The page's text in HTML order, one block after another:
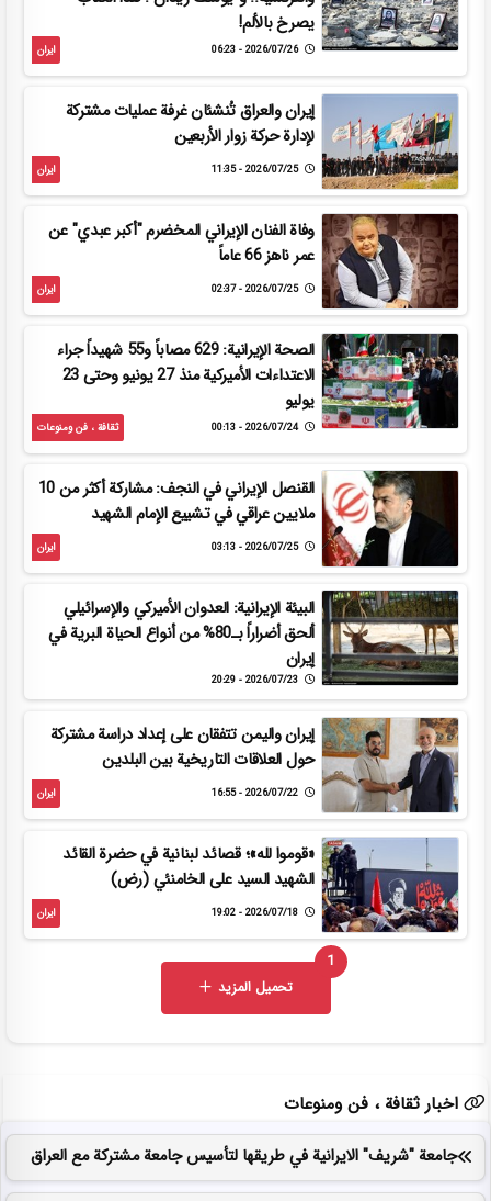
يصرخ بالألم!
2026/07/26 - 06:23 ایران
إيران والعراق تُنشئان غرفة عمليات مشتركة
لإدارة حركة زوار الأربعين
2026/07/25 - 11:35 ایران
وفاة الفنان الإيراني المخضرم "أكبر عبدي" عن
عمر ناهز 66 عاماً
2026/07/25 - 02:37 ایران
الصحة الإيرانية: 629 مصاباً و55 شهيداً جراء
الاعتداءات الأميركية منذ 27 يونيو وحتى 23
يوليو
2026/07/24 - 00:13 ثقافة ، فن ومنوعات
القنصل الإيراني في النجف: مشاركة أكثر من 10
ملايين عراقي في تشييع الإمام الشهيد
2026/07/25 - 03:13 ایران
البيئة الإيرانية: العدوان الأميركي والإسرائيلي
ألحق أضراراً بـ80% من أنواع الحياة البرية في
إيران
إيران واليمن تتفقان على إعداد دراسة مشتركة
حول العلاقات التاريخية بين البلدين
ایران
«قوموا لله»؛ قصائد لبنانية في حضرة القائد
الشهيد السيد على الخامنئي (رض)
ایران
1
UNREAD MESSAGES
تحميل المزيد
اخبار ثقافة ، فن ومنوعات
جامعة "شريف" الايرانية في طريقها لتأسيس جامعة مشتركة مع العراق